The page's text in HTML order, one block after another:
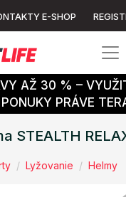
E-SHOP
AŽ 30 % –
PRÁVE
STEALTH
Lyžovanie Helmy